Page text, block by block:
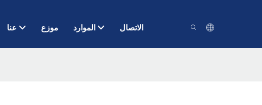
عنا موزع الموارد الاتصال